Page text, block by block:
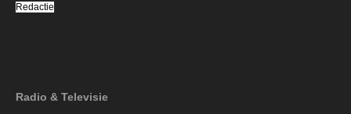
Redactie
Radio & Televisie